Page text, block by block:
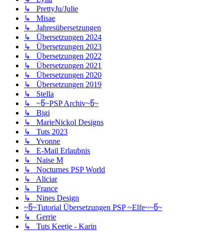
↳ PrettyJu/Julie
↳ Misae
↳ Jahresübersetzungen
↳ Übersetzungen 2024
↳ Übersetzungen 2023
↳ Übersetzungen 2022
↳ Übersetzungen 2021
↳ Übersetzungen 2020
↳ Übersetzungen 2019
↳ Stella
↳ ~წ~PSP Archiv~წ~
↳ Bigi
↳ MarieNickol Designs
↳ Tuts 2023
↳ Yvonne
↳ E-Mail Erlaubnis
↳ Naise M
↳ Nocturnes PSP World
↳ Aliciar
↳ France
↳ Nines Design
~წ~Tutorial Übersetzungen PSP ~Elfe~~წ~
↳ Gerrie
↳ Tuts Keetje - Karin